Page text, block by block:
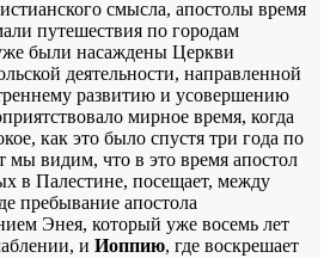
смысла, апостолы время
путешествия по городам
были насаждены Церкви
деятельности, направленной
развитию и усовершению
мирное время, когда
как это было спустя три года по
видим, что в это время апостол
в Палестине, посещает, между
пребывание апостола
Энея, который уже восемь лет
и Иоппию, где воскрешает